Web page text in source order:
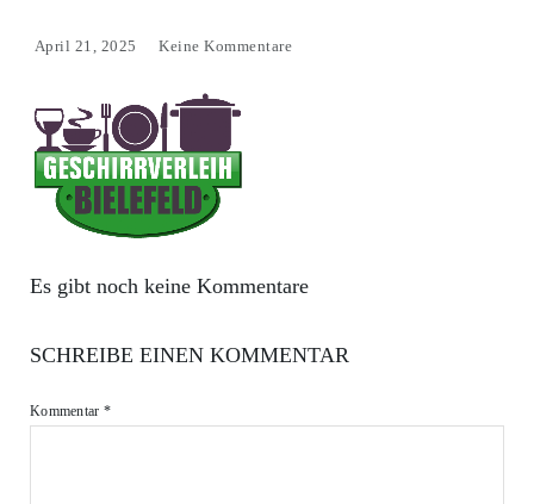
April 21, 2025 Keine Kommentare
Es gibt noch keine Kommentare
SCHREIBE EINEN KOMMENTAR
Kommentar *